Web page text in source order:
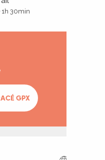
1h 30min
pratiques
GPX